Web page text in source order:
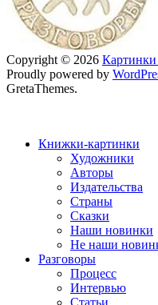
Copyright © 2026 Картинки
Proudly powered by
GretaThemes.
Книжки-картинки
Художники
Авторы
Издательства
Страны
Сказки
Наши новинки
Не наши
Разговоры
Процесс
Интервью